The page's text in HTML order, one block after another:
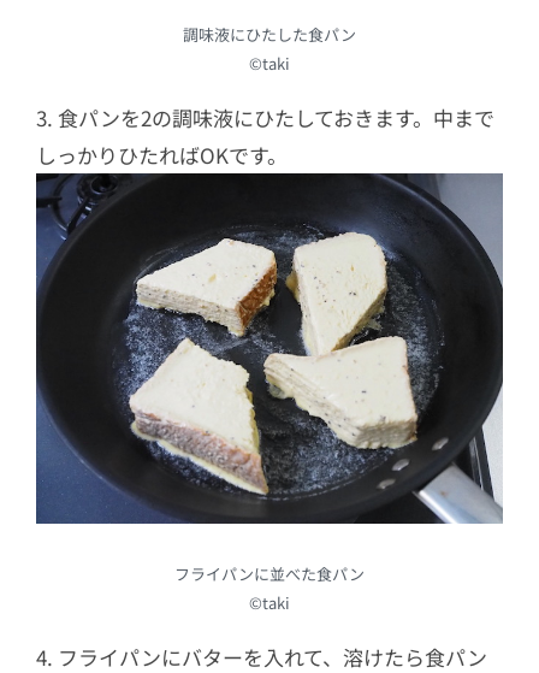
調味液にひたした食パン
©︎taki
3. 食パンを2の調味液にひたしておきます。中まで
しっかりひたればOKです。
フライパンに並べた食パン
©︎taki
4. フライパンにバターを入れて、溶けたら食パン